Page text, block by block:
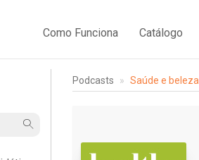
Como Funciona Catálogo
Podcasts Saúde e beleza